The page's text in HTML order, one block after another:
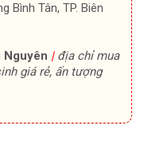
Bình Tân, TP. Biên
Nguyên | địa chỉ mua
giá rẻ, ấn tượng